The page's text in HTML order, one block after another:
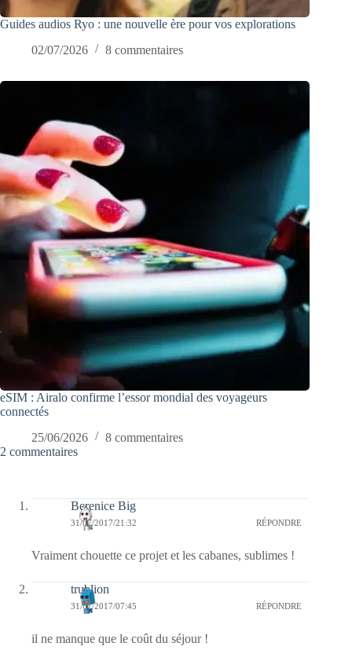
Guides audios Ryo : une nouvelle ère pour vos explorations
02/07/2026
8 commentaires
eSIM : Airalo confirme l’essor mondial des voyageurs
connectés
25/06/2026
8 commentaires
2 commentaires
Berenice Big
31/07/2017/21:32 RÉPONDRE
Vraiment chouette ce projet et les cabanes, sublimes !
trublion
31/07/2017/07:45 RÉPONDRE
il ne manque que le coût du séjour !